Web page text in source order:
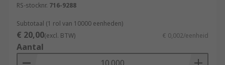
RS-stocknr. 716-9288
Subtotaal (1 rol van 10000 eenheden)
€ 20,00(excl. BTW) € 0,002/eenheid
Aantal